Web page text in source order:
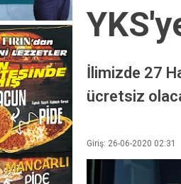
İlimizde 27
ücretsiz
Giriş: 26-06-2020 02:31